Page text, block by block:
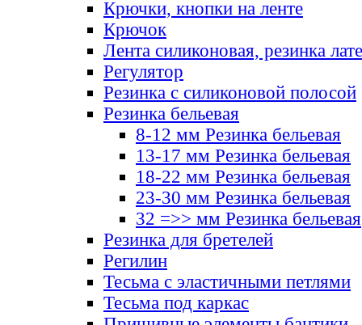
Крючки, кнопки на ленте
Крючок
Лента силиконовая, резинка
Регулятор
Резинка с силиконовой полосой
Резинка бельевая
8-12 мм Резинка бельевая
13-17 мм Резинка бельевая
18-22 мм Резинка бельевая
23-30 мм Резинка бельевая
32 =>> мм Резинка бельевая
Резинка для бретелей
Регилин
Тесьма с эластичными петлями
Тесьма под каркас